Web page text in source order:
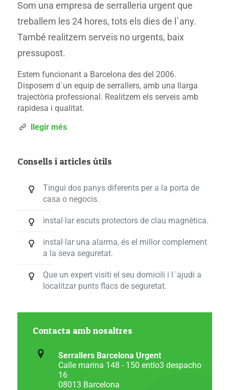
Som una empresa de serralleria urgent que
treballem les 24 hores, tots els dies de l´any.
També realitzem serveis no urgents, baix
pressupost.
Estem funcionant a Barcelona des del 2006.
Disposem d´un equip de serrallers, amb una llarga
trajectòria professional. Realitzem els serveis amb
rapidesa i qualitat.
llegir més
Consells i articles útils
Tingui dos panys diferents per a la porta de
casa o negocis.
instal·lar escuts protectors de clau magnètica.
instal·lar una alarma, és el millor complement
a la seva seguretat.
Que un expert visiti el seu domicili i l¨ajudi a
localitzar punts flacs de seguretat.
Contacta amb nosaltres
Serrallers Barcelona Urgent
Calle marina 148 - 150 entlo3 despacho
16
08013 Barcelona